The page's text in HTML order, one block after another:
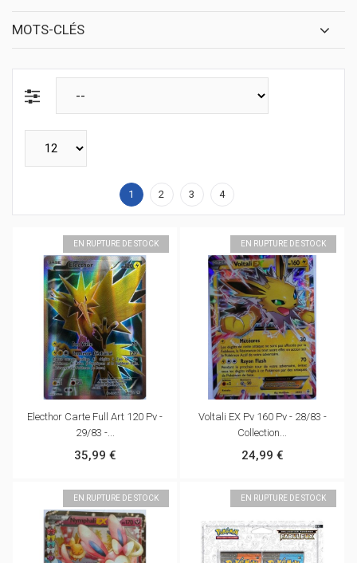
MOTS-CLÉS
1 2 3 4
EN RUPTURE DE STOCK
Electhor Carte Full Art 120 Pv -
29/83 -...
35,99 €
EN RUPTURE DE STOCK
Voltali EX Pv 160 Pv - 28/83 -
Collection...
24,99 €
EN RUPTURE DE STOCK EN RUPTURE DE STOCK